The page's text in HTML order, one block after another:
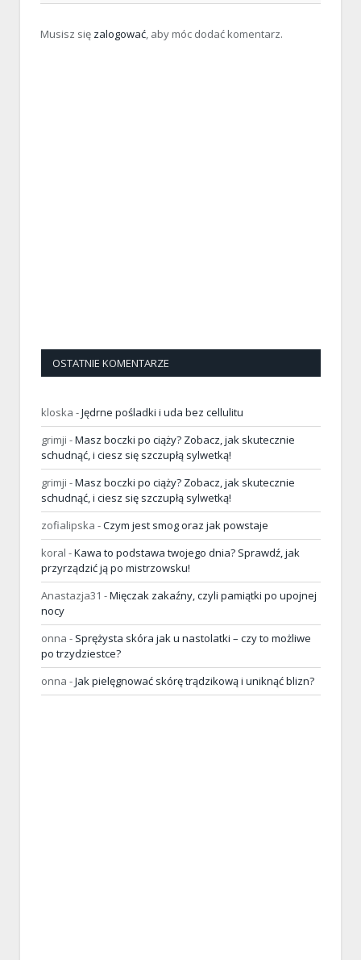
Musisz się zalogować, aby móc dodać komentarz.
OSTATNIE KOMENTARZE
kloska -Jędrne pośladki i uda bez cellulitu
grimji -Masz boczki po ciąży? Zobacz, jak skutecznie
schudnąć, i ciesz się szczupłą sylwetką!
grimji -Masz boczki po ciąży? Zobacz, jak skutecznie
schudnąć, i ciesz się szczupłą sylwetką!
zofialipska -Czym jest smog oraz jak powstaje
koral -Kawa to podstawa twojego dnia? Sprawdź, jak
przyrządzić ją po mistrzowsku!
Anastazja31 -Mięczak zakaźny, czyli pamiątki po upojnej
nocy
onna - Sprężysta skóra jak u nastolatki – czy to możliwe
po trzydziestce?
onna -Jak pielęgnować skórę trądzikową i uniknąć blizn?